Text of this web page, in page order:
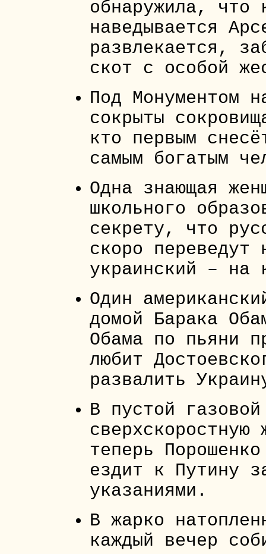
обнаружила, что
наведывается
развлекается,
скот с особой
Под Монументом
сокрыты
кто первым
самым богатым
Одна знающая
школьного
секрету, что
скоро
украинский – на
Один
домой Барака
Обама по пьяни
любит
развалить
В пустой
сверхскоростную
теперь
ездит к Путину
указаниями.
В жарко
каждый вечер